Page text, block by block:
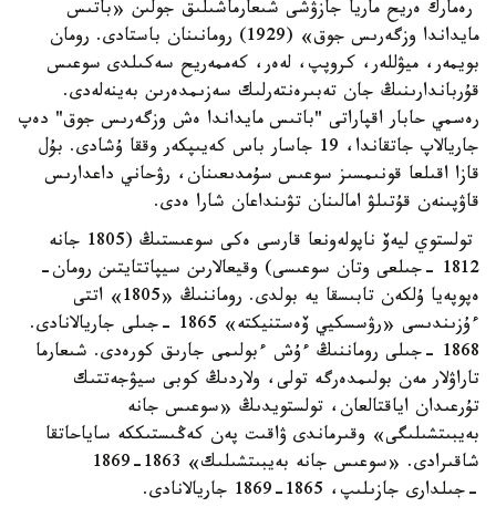
رەمارك ەريح ماريا جازۋشى شىعارماشىلىق جولىن «باتىس
مايداندا وزگەرىس جوق» (1929) رومانىنان باستادى. رومان
بويمەر، ميۋللەر، كروپپ، لەەر، كەممەريح سەكىلدى سوعىس
قۇرباندارىنىڭ جان تەبىرەنتەرلىك سەزىمدەرىن بەينەلەدى.
رەسمي حابار اقپاراتى "باتىس مايداندا ەش وزگەرىس جوق" دەپ
جاريالاپ جاتقاندا، 19 جاسار باس كەيىپكەر وققا ۇشادى. بۇل
قازا اقىلعا قونىمسىز سوعىس سۇمدىعىنان، رۋحاني داعدارىس
قاۋپىنەن قۇتىلۋ امالىنان تۋىنداعان شارا ەدى.
تولستوي ليەۆ ناپولەونعا قارسى ەكى سوعىستىڭ (1805 جانە
1812 -جىلعى وتان سوعىسى) وقيعالارىن سيپاتتايتىن رومان-
ەپوپەيا ۇلكەن تابىسقا يە بولدى. روماننىڭ «1805» اتتى
ءۇزىندىسى «رۋسسكيي ۆەستنيكتە» 1865 -جىلى جاريالانادى.
1868 -جىلى روماننىڭ ءۇش ءبولىمى جارىق كورەدى. شىعارما
تاراۋلار مەن بولىمدەرگە تولى، ولاردىڭ كوبى سيۋجەتتىك
تۇرعىدان اياقتالعان، تولستويدىڭ «سوعىس جانە
بەيبىتشىلىگى» وقىرماندى ۋاقىت پەن كەڭىستىككە ساياحاتقا
شاقىرادى. «سوعىس جانە بەيبىتشىلىك» 1863-1869
-جىلدارى جازىلىپ، 1865-1869 جاريالانادى.